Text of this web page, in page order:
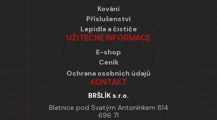
Kování
Příslušenství
Lepidla a čističe
UŽITEČNÉ INFORMACE
E-shop
Ceník
Ochrana osobních údajů
KONTAKT
BRŠLÍK s.r.o.
Blatnice pod Svatým Antonínkem 814
696 71